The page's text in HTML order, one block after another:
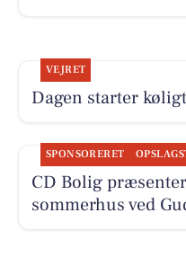
VEJRET
Dagen starter
SPONSORERET
CD Bolig
sommerhus ved